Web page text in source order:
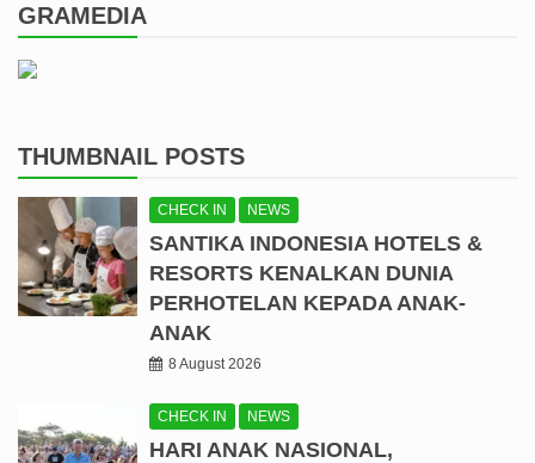
GRAMEDIA
THUMBNAIL POSTS
CHECK IN NEWS
SANTIKA INDONESIA HOTELS &
RESORTS KENALKAN DUNIA
PERHOTELAN KEPADA ANAK-
ANAK
8 August 2026
CHECK IN NEWS
HARI ANAK NASIONAL,